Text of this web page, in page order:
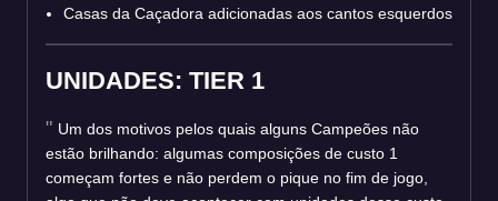
Casas da Caçadora adicionadas aos cantos esquerdos
UNIDADES: TIER 1
Um dos motivos pelos quais alguns Campeões não
estão brilhando: algumas composições de custo 1
começam fortes e não perdem o pique no fim de jogo,